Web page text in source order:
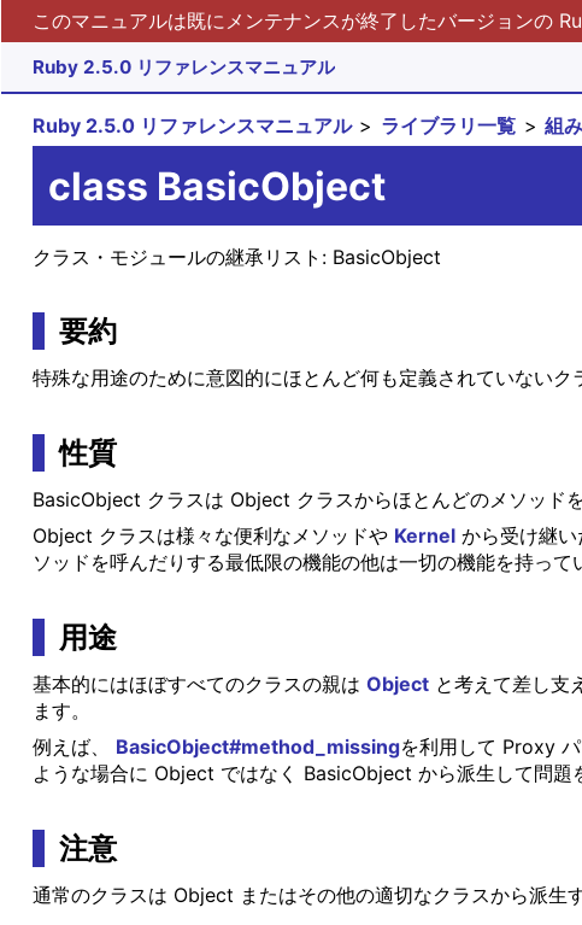
このマニュアルは既にメンテナンスが終了したバージョンの
Ruby 2.5.0 リファレンスマニュアル
Ruby 2.5.0 リファレンスマニュアル ライブラリ一覧 組
class BasicObject
クラス・モジュールの継承リスト: BasicObject
要約
特殊な用途のために意図的にほとんど何も定義されていないク
性質
BasicObject クラスは Object クラスからほとんどのメソッド
Object クラスは様々な便利なメソッドや Kernelから受け継い
ソッドを呼んだりする最低限の機能の他は一切の機能を持って
用途
基本的にはほぼすべてのクラスの親は Objectと考えて差し支
ます。
例えば、 BasicObject#method_missingを利用して Proxy
ような場合に Object ではなく BasicObject から派生して問題
注意
通常のクラスは Object またはその他の適切なクラスから派生